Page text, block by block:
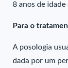
8 anos de idade
Para o
A posologia
dada por um